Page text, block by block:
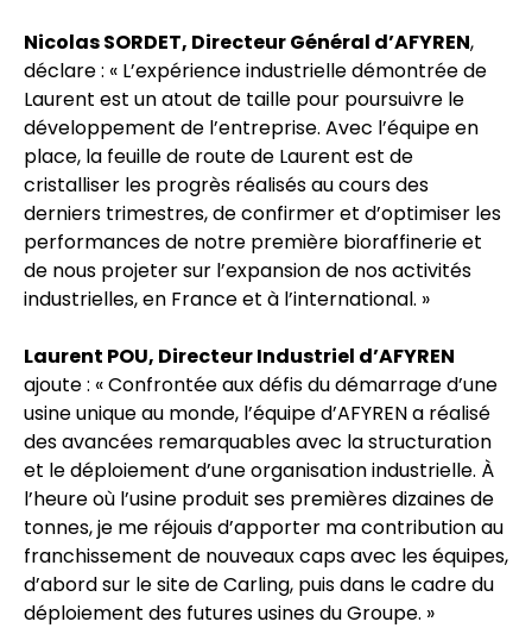
Nicolas SORDET, Directeur Général d’AFYREN,
déclare : « L’expérience industrielle démontrée de
Laurent est un atout de taille pour poursuivre le
développement de l’entreprise. Avec l’équipe en
place, la feuille de route de Laurent est de
cristalliser les progrès réalisés au cours des
derniers trimestres, de confirmer et d’optimiser les
performances de notre première bioraffinerie et
de nous projeter sur l’expansion de nos activités
industrielles, en France et à l’international. »
Laurent POU, Directeur Industriel d’AFYREN
ajoute : « Confrontée aux défis du démarrage d’une
usine unique au monde, l’équipe d’AFYREN a réalisé
des avancées remarquables avec la structuration
et le déploiement d’une organisation industrielle. À
l’heure où l’usine produit ses premières dizaines de
tonnes, je me réjouis d’apporter ma contribution au
franchissement de nouveaux caps avec les équipes,
d’abord sur le site de Carling, puis dans le cadre du
déploiement des futures usines du Groupe. »